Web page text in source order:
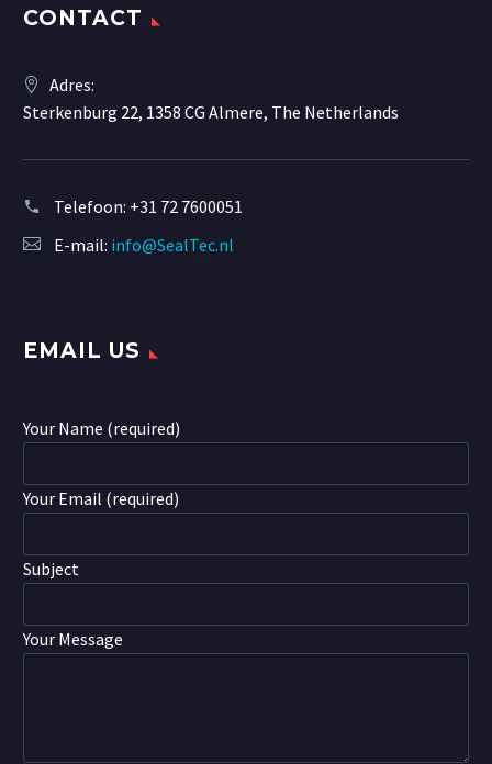
CONTACT
Adres:
Sterkenburg 22, 1358 CG Almere, The Netherlands
Telefoon: +31 72 7600051
E-mail: info@SealTec.nl
EMAIL US
Your Name (required)
Your Email (required)
Subject
Your Message